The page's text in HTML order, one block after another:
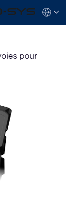
pour